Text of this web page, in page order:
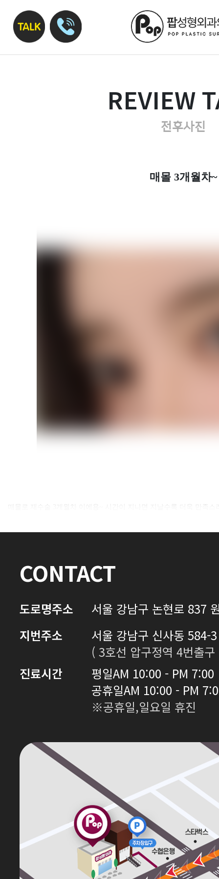
REVIEW
전후사진
매몰 3개월차~
셀카후기 전체 내용은
매몰로 재수술 3개월차 이에용~ 시간이 지나면 지날수록 더욱 만족
CONTACT
도로명주소
서울 강남구 논현로 837
지번주소
서울 강남구 신사동 584-
( 3호선 압구정역 4번출
진료시간
평일AM 10:00 - PM 7:00
공휴일AM 10:00 - PM
※공휴일,일요일 휴진